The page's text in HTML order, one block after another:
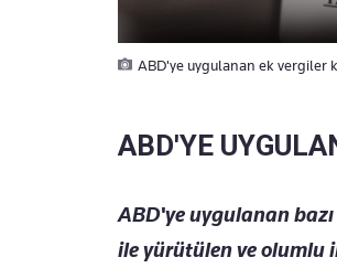
ABD'ye uygulanan ek vergiler
ABD'YE
ABD'ye uygulanan bazı
ile yürütülen ve olumlu